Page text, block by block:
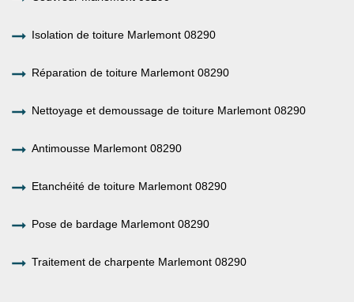
Isolation de toiture Marlemont 08290
Réparation de toiture Marlemont 08290
Nettoyage et demoussage de toiture Marlemont 08290
Antimousse Marlemont 08290
Etanchéité de toiture Marlemont 08290
Pose de bardage Marlemont 08290
Traitement de charpente Marlemont 08290